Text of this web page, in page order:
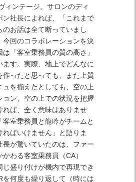
ィンテージ。サロンのディ
ン社長によれば、「これまで
のお話は全て断っていまし
今回のコラボレーションを決
「客室乗務員の質の高さ」
ます。実際、地上でどんなに
作ったと思っても、また上質
ュを揃えたとしても、空の上
ョン、空の上での状況を把握
れば、全く意味はありませ
客室乗務員と龍吟がチームと
ればいけません」と語りま
長が驚いていたのは、ファー
わる客室乗務員（CA）
じ盛り付けが機内で再現でき
を何度も繰り返して（時には